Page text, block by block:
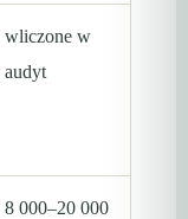
wliczone w
audyt
8 000–20 000